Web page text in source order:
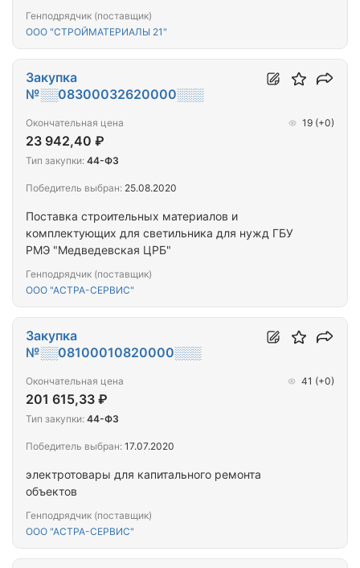
Генподрядчик (поставщик)
ООО "СТРОЙМАТЕРИАЛЫ 21"
Поставка строительных материалов и
комплектующих для светильника для нужд ГБУ
РМЭ "Медведевская ЦРБ"
Генподрядчик (поставщик)
ООО "АСТРА-СЕРВИС"
Закупка
№░░08300032620000░░░
Окончательная цена
23 942,40 ₽
19 (+0)
Тип закупки: 44-ФЗ
Победитель выбран: 25.08.2020
электротовары для капитального ремонта
объектов
Генподрядчик (поставщик)
ООО "АСТРА-СЕРВИС"
Закупка
№░░08100010820000░░░
Окончательная цена
201 615,33 ₽
41 (+0)
Тип закупки: 44-ФЗ
Победитель выбран: 17.07.2020